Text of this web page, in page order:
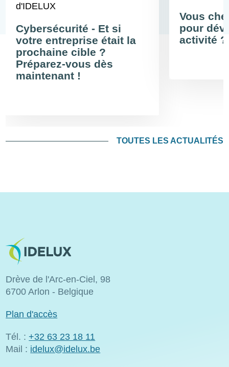
d'IDELUX
Cybersécurité - Et si
votre entreprise était la
prochaine cible ?
Préparez-vous dès
maintenant !
Vous
pour
activité ?
TOUTES LES ACTUALITÉS
Image
Drève de l'Arc-en-Ciel, 98
6700 Arlon - Belgique
Plan d'accès
Tél. : +32 63 23 18 11
Mail : idelux@idelux.be